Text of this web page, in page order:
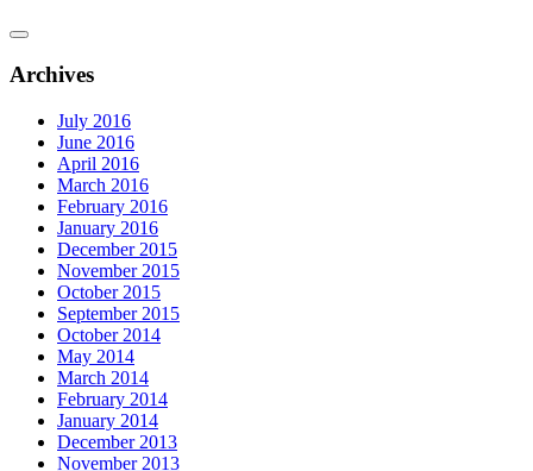
Archives
July 2016
June 2016
April 2016
March 2016
February 2016
January 2016
December 2015
November 2015
October 2015
September 2015
October 2014
May 2014
March 2014
February 2014
January 2014
December 2013
November 2013